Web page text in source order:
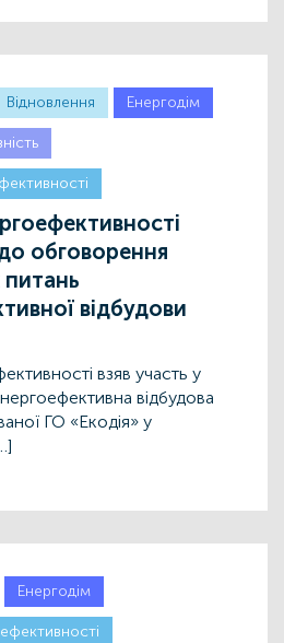
Відновлення Енергодім
обговорення
питань
відбудови
взяв участь у
відбудова
ГО «Екодія» у
Енергодім